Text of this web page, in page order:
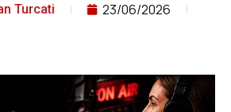
Turcati
23/06/2026